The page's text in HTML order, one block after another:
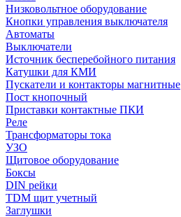
Низковольтное оборудование
Кнопки управления выключателя
Автоматы
Выключатели
Источник бесперебойного питания
Катушки для КМИ
Пускатели и контакторы магнитные
Пост кнопочный
Приставки контактные ПКИ
Реле
Трансформаторы тока
УЗО
Щитовое оборудование
Боксы
DIN рейки
TDM щит учетный
Заглушки